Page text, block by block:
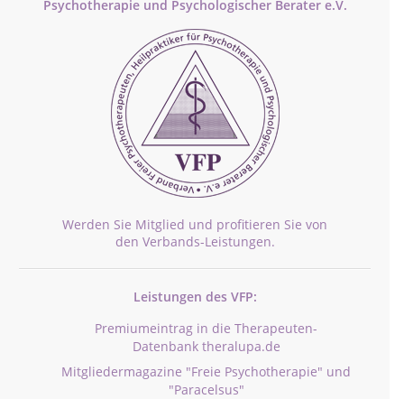
Psychotherapie und Psychologischer Berater e.V.
Werden Sie Mitglied und profitieren Sie von
den Verbands-Leistungen.
Leistungen des VFP:
Premiumeintrag in die Therapeuten-
Datenbank theralupa.de
Mitgliedermagazine "Freie Psychotherapie" und
"Paracelsus"